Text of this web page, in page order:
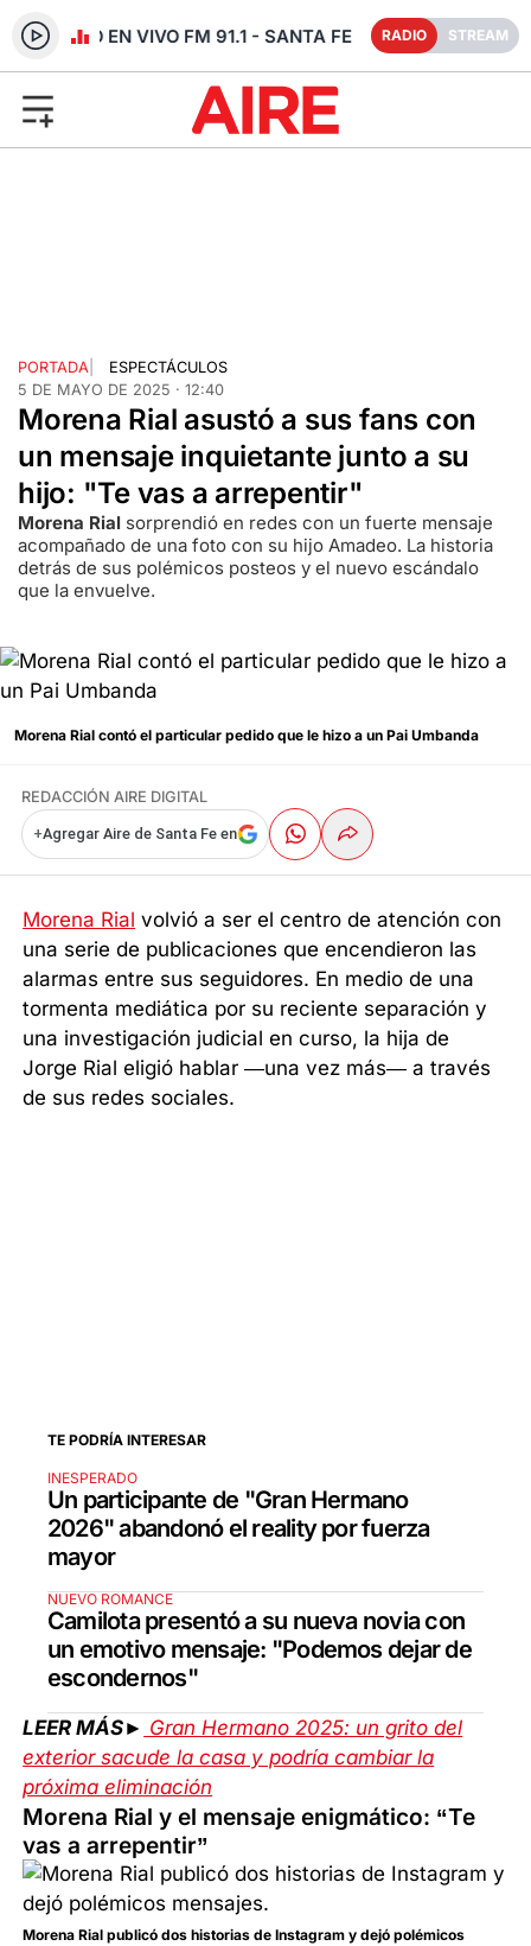
RADIO EN VIVO FM 91.1 - SANTA FE RADIO STREAM
PORTADA
ESPECTÁCULOS
5 DE MAYO DE 2025 · 12:40
Morena Rial asustó a sus fans con
un mensaje inquietante junto a su
hijo: "Te vas a arrepentir"
Morena Rial sorprendió en redes con un fuerte mensaje
acompañado de una foto con su hijo Amadeo. La historia
detrás de sus polémicos posteos y el nuevo escándalo
que la envuelve.
Morena Rial contó el particular pedido que le hizo a un Pai Umbanda
REDACCIÓN AIRE DIGITAL
+Agregar Aire de Santa Fe en
Morena Rial volvió a ser el centro de atención con
una serie de publicaciones que encendieron las
alarmas entre sus seguidores. En medio de una
tormenta mediática por su reciente separación y
una investigación judicial en curso, la hija de
Jorge Rial eligió hablar —una vez más— a través
de sus redes sociales.
TE PODRÍA INTERESAR
INESPERADO
Un participante de "Gran Hermano
2026" abandonó el reality por fuerza
mayor
NUEVO ROMANCE
Camilota presentó a su nueva novia con
un emotivo mensaje: "Podemos dejar de
escondernos"
LEER MÁS► Gran Hermano 2025: un grito del
exterior sacude la casa y podría cambiar la
próxima eliminación
Morena Rial y el mensaje enigmático: “Te
vas a arrepentir”
Morena Rial publicó dos historias de Instagram y dejó polémicos